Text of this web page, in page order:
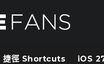
捷徑 Shortcuts iOS